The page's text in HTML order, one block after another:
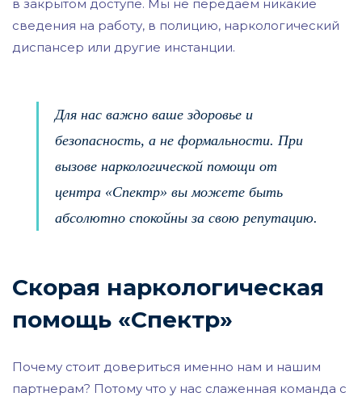
в закрытом доступе. Мы не передаем никакие
сведения на работу, в полицию, наркологический
диспансер или другие инстанции.
Для нас важно ваше здоровье и
безопасность, а не формальности. При
вызове наркологической помощи от
центра «Спектр» вы можете быть
абсолютно спокойны за свою репутацию.
Скорая наркологическая
помощь «Спектр»
Почему стоит довериться именно нам и нашим
партнерам? Потому что у нас слаженная команда с